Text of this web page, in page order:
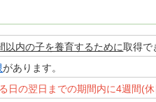
以内の子を養育するために取得で
があります。
日の翌日までの期間内に4週間(